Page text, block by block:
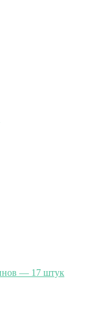
— 17 штук